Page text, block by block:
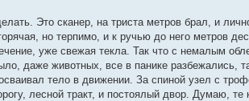
Это сканер, на триста метров брал, и
но терпимо, и к ручью до него метров
уже свежая текла. Так что с немалым
даже животных, все в панике разбежались,
тело в движении. За спиной узел с
лесной тракт, и постоялый двор. Думаю,